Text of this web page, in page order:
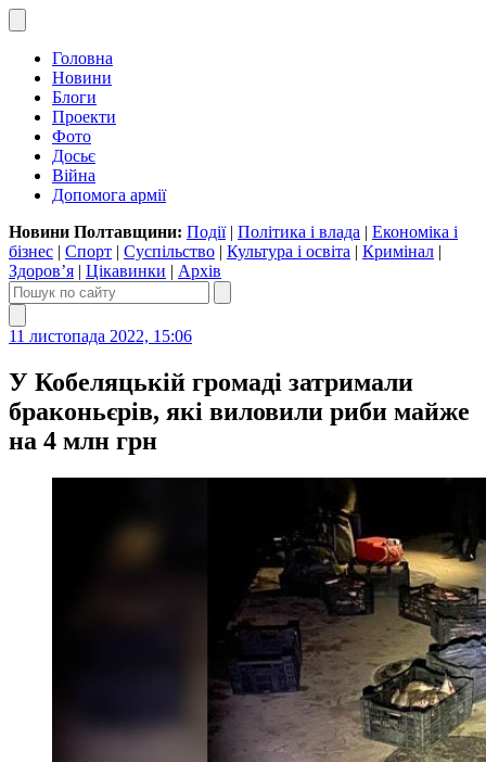
Головна
Новини
Блоги
Проекти
Фото
Досьє
Війна
Допомога армії
Новини Полтавщини: Події| Політика і влада | Економіка і
бізнес | Спорт | Суспільство | Культура і освіта | Кримінал |
Здоров’я | Цікавинки | Архів
11 листопада 2022, 15:06
У Кобеляцькій громаді затримали
браконьєрів, які виловили риби майже
на 4 млн грн